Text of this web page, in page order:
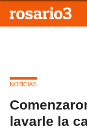
NOTICIAS
lavarle la